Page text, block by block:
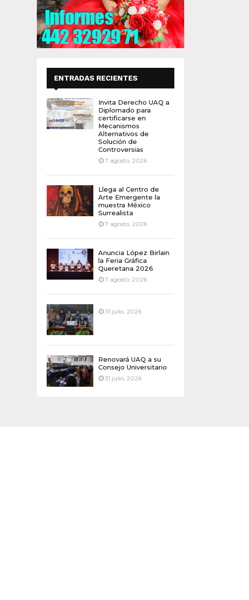
ENTRADAS RECIENTES
Invita Derecho UAQ a
Diplomado para
certificarse en
Mecanismos
Alternativos de
Solución de
Controversias
7 agosto, 2026
Llega al Centro de
Arte Emergente la
muestra México
Surrealista
7 agosto, 2026
Anuncia López Birlain
la Feria Gráfica
Queretana 2026
7 agosto, 2026
31 julio, 2026
Renovará UAQ a su
Consejo Universitario
31 julio, 2026